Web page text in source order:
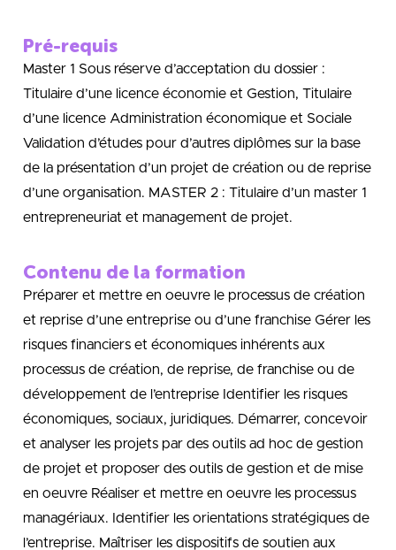
Pré-requis
Master 1 Sous réserve d’acceptation du dossier :
Titulaire d’une licence économie et Gestion, Titulaire
d’une licence Administration économique et Sociale
Validation d’études pour d’autres diplômes sur la base
de la présentation d’un projet de création ou de reprise
d’une organisation. MASTER 2 : Titulaire d’un master 1
entrepreneuriat et management de projet.
Contenu de la formation
Préparer et mettre en oeuvre le processus de création
et reprise d’une entreprise ou d’une franchise Gérer les
risques financiers et économiques inhérents aux
processus de création, de reprise, de franchise ou de
développement de l’entreprise Identifier les risques
économiques, sociaux, juridiques. Démarrer, concevoir
et analyser les projets par des outils ad hoc de gestion
de projet et proposer des outils de gestion et de mise
en oeuvre Réaliser et mettre en oeuvre les processus
managériaux. Identifier les orientations stratégiques de
l’entreprise. Maîtriser les dispositifs de soutien aux